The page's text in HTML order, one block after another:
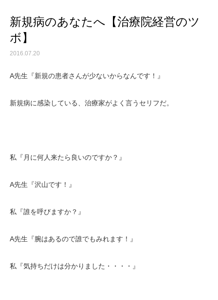
新規病のあなたへ【治療院経営のツ
ボ】
2016.07.20
A先生『新規の患者さんが少ないからなんです！』
新規病に感染している、治療家がよく言うセリフだ。
私『月に何人来たら良いのですか？』
A先生『沢山です！』
私『誰を呼びますか？』
A先生『腕はあるので誰でもみれます！』
私『気持ちだけは分かりました・・・・』